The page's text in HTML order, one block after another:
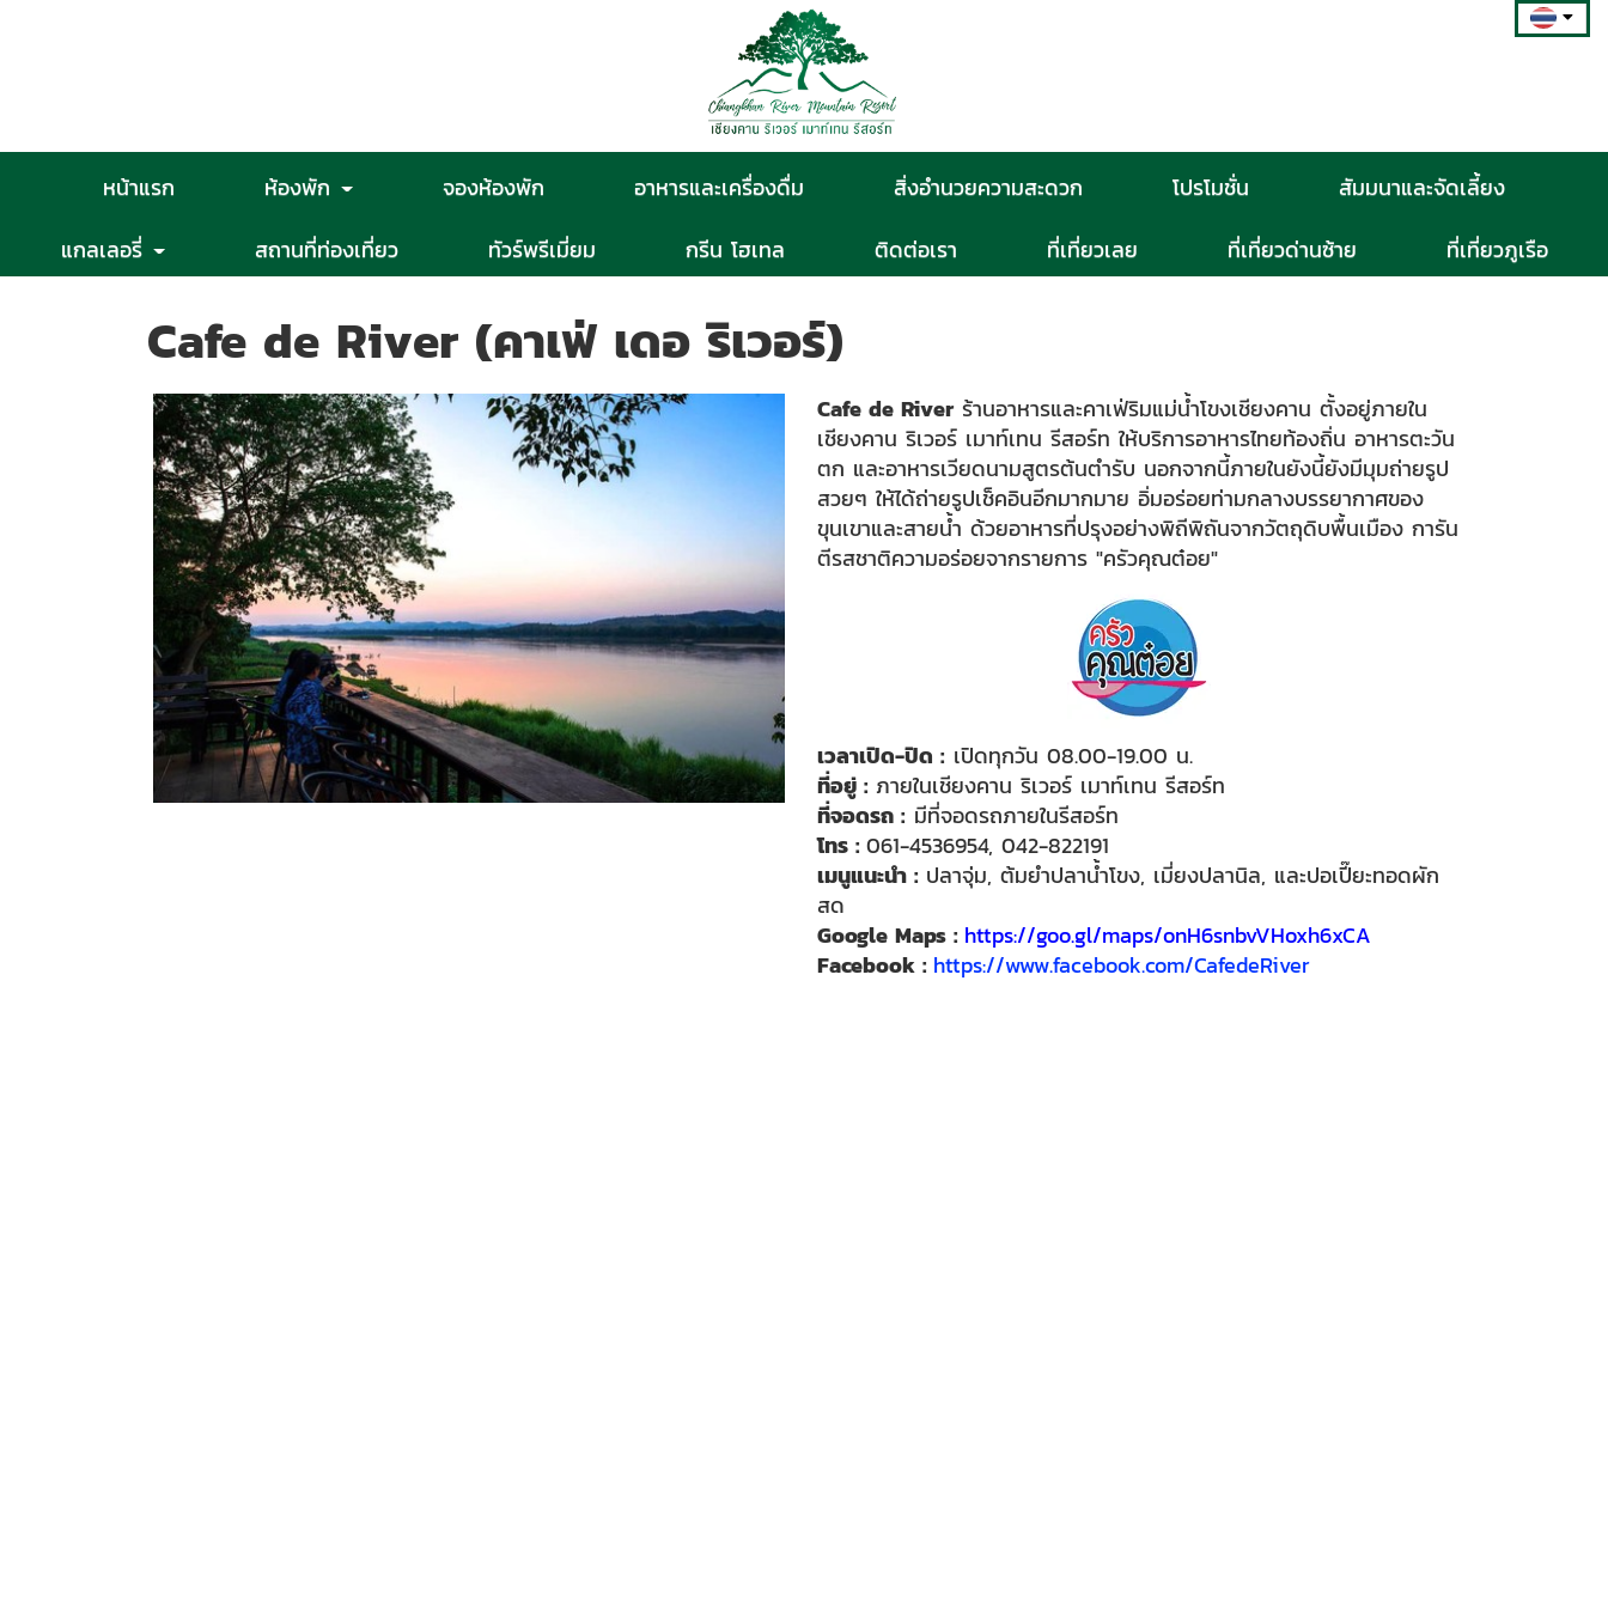
หน้าแรก ห้องพัก จองห้องพัก อาหารและเครื่องดื่ม สิ่งอำนวยความสะดวก โปรโมชั่น
สัมมนาและจัดเลี้ยง
แกลเลอรี่
สถานที่ท่องเที่ยว ทัวร์พรีเมี่ยม กรีน โฮเทล ติดต่อเรา ที่เที่ยวเลย ที่เที่ยวด่านซ้าย ที่เที่ยวภูเรือ
Cafe de River (คาเฟ่ เดอ ริเวอร์)
Cafe de Riverร้านอาหารและคาเฟ่ริมแม่น้ำโขงเชียงคาน ตั้งอยู่ภายใน
เชียงคาน ริเวอร์ เมาท์เทน รีสอร์ท ให้บริการอาหารไทยท้องถิ่น อาหารตะวัน
ตก และอาหารเวียดนามสูตรต้นตำรับ นอกจากนี้ภายในยังนี้ยังมีมุมถ่ายรูป
สวยๆ ให้ได้ถ่ายรูปเช็คอินอีกมากมาย อิ่มอร่อยท่ามกลางบรรยากาศของ
ขุนเขาและสายน้ำ ด้วยอาหารที่ปรุงอย่างพิถีพิถันจากวัตถุดิบพื้นเมือง การัน
ตีรสชาติความอร่อยจากรายการ "ครัวคุณต๋อย"
เวลาเปิด-ปิด : เปิดทุกวัน 08.00-19.00 น.
ที่อยู่ : ภายในเชียงคาน ริเวอร์ เมาท์เทน รีสอร์ท
ที่จอดรถ : มีที่จอดรถภายในรีสอร์ท
โทร : 061-4536954, 042-822191
เมนูแนะนำ : ปลาจุ่ม, ต้มยำปลาน้ำโขง, เมี่ยงปลานิล, และปอเปี๊ยะทอดผัก
สด
Google Maps : https://goo.gl/maps/onH6snbvVHoxh6xCA
Facebook : https://www.facebook.com/CafedeRiver